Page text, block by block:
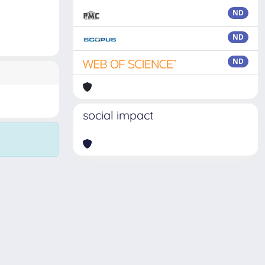
ND
ND
ND
social impact